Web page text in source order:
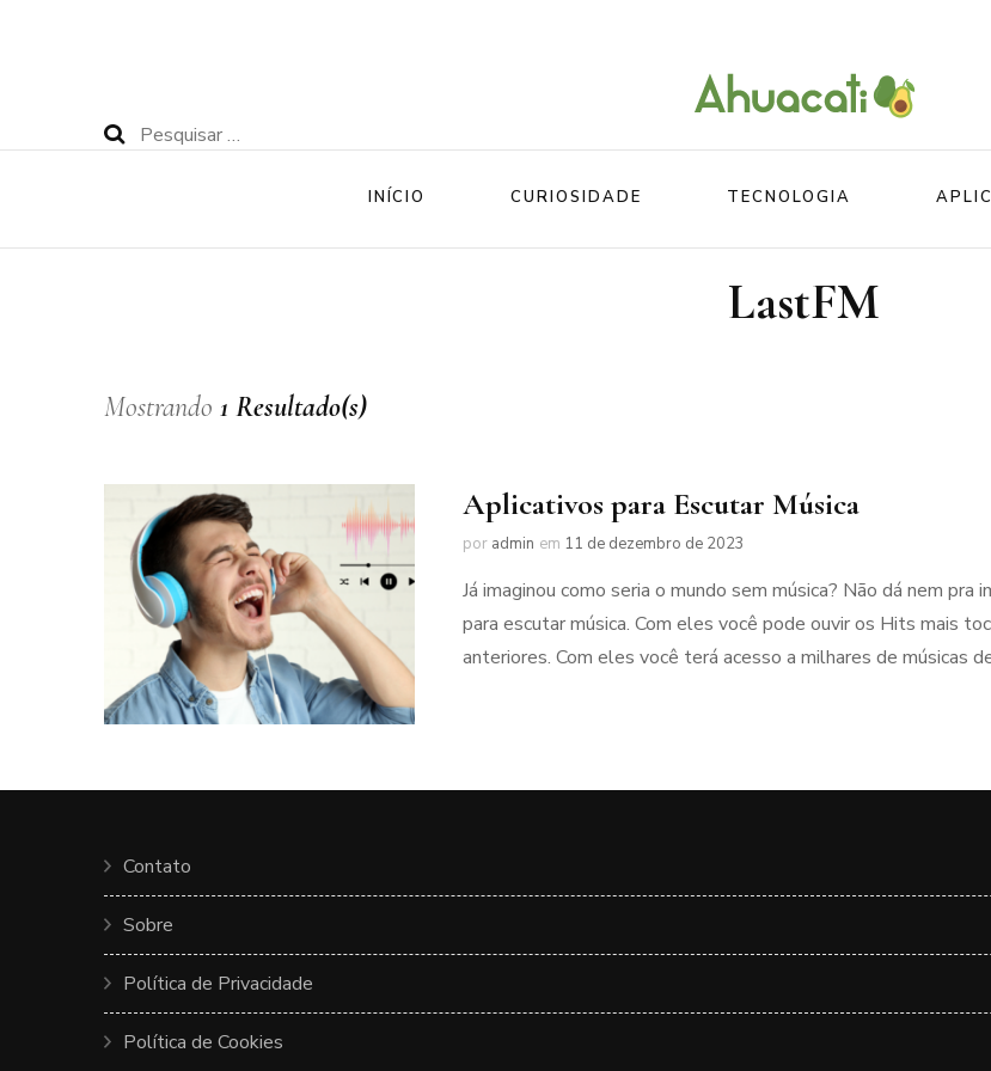
Pesquisar
Ahuacati
O melhor da Internet em um só lugar
INÍCIO CURIOSIDADE TECNOLOGIA
LastFM
Mostrando 1 Resultado(s)
Aplicativos para Escutar Música
por admin em 11 de dezembro de 2023
Já imaginou como seria o mundo sem música? Não dá nem
para escutar música. Com eles você pode ouvir os Hits mais
anteriores. Com eles você terá acesso a milhares de músicas
Contato
Sobre
Política de Privacidade
Política de Cookies